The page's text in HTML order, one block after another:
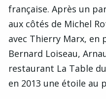
française. Après un
aux côtés de Michel
avec Thierry Marx, en
Bernard Loiseau,
restaurant La Table
en 2013 une étoile au